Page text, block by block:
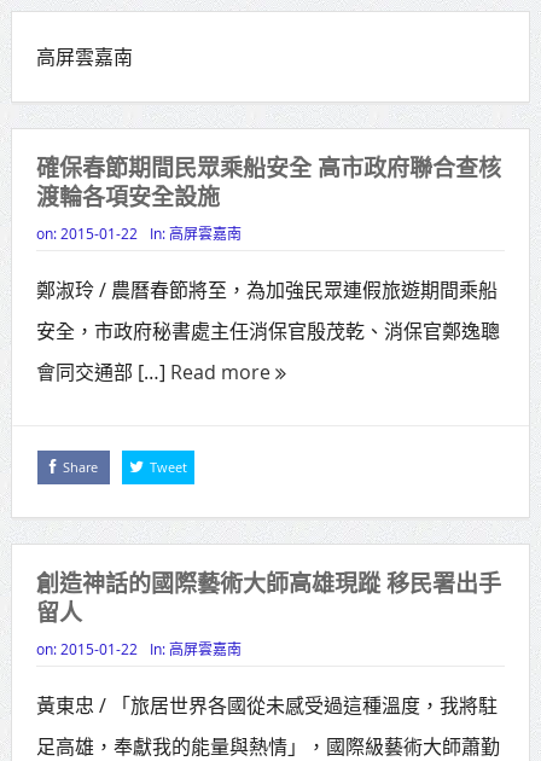
擴大至國中生
侯友宜蔣萬安攜手視察
高齡健康產業博覽會8/7盛大登場 新
北形象館亮相
打鐵厝北側產業園區產業設施公共
動土創造千個就業機會
高雄「三民運動中心」市長陳其
高雄東照山關帝廟全國國中小學書
賴清德總統主持將官晉任 期勉精進
不對稱戰力
蔣萬安再拋出「倒閣說」 喊推陳其
賴總統肯定「金唐獎」得獎者及入
高屏雲嘉南
確保春節期間民眾乘船安全 高市政府聯合查核
渡輪各項安全設施
on: 2015-01-22 In:高屏雲嘉南
鄭淑玲 / 農曆春節將至，為加強民眾連假旅遊期間乘船
安全，市政府秘書處主任消保官殷茂乾、消保官鄭逸聰
會同交通部 […] Read more
Share Tweet
創造神話的國際藝術大師高雄現蹤 移民署出手
留人
on: 2015-01-22 In:高屏雲嘉南
黃東忠 / 「旅居世界各國從未感受過這種溫度，我將駐
足高雄，奉獻我的能量與熱情」，國際級藝術大師蕭勤